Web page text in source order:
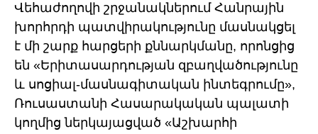
Վեհաժողովի շրջանակներում Հանրային
խորհրդի պատվիրակությունը մասնակցել
է մի շարք հարցերի քննարկմանը, որոնցից
են «Երիտասարդության զբաղվածությունը
և սոցիալ-մասնագիտական ինտեգրումը»,
Ռուսաստանի Հասարակական պալատի
կողմից ներկայացված «Աշխարհի